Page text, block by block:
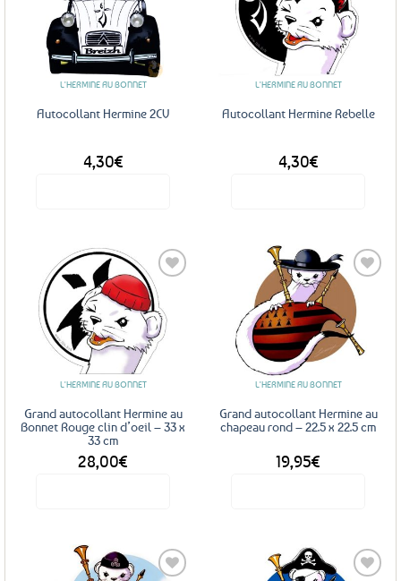
Ajouter
aux
favoris
L'HERMINE AU BONNET
Autocollant Hermine 2CV
4,30€
Ajouter
aux
favoris
L'HERMINE AU BONNET
Autocollant Hermine Rebelle
4,30€
Ajouter
aux
favoris
L'HERMINE AU BONNET
Grand autocollant Hermine au
Bonnet Rouge clin d’oeil – 33 x
33 cm
28,00€
Ajouter
aux
favoris
L'HERMINE AU BONNET
Grand autocollant Hermine au
chapeau rond – 22.5 x 22.5 cm
19,95€